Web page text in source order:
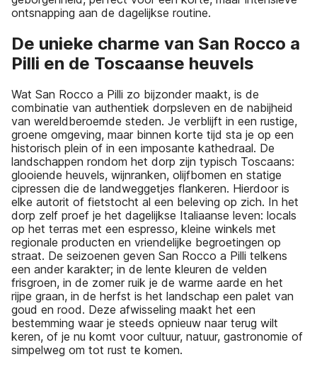
ontsnapping aan de dagelijkse routine.
De unieke charme van San Rocco a
Pilli en de Toscaanse heuvels
Wat San Rocco a Pilli zo bijzonder maakt, is de
combinatie van authentiek dorpsleven en de nabijheid
van wereldberoemde steden. Je verblijft in een rustige,
groene omgeving, maar binnen korte tijd sta je op een
historisch plein of in een imposante kathedraal. De
landschappen rondom het dorp zijn typisch Toscaans:
glooiende heuvels, wijnranken, olijfbomen en statige
cipressen die de landweggetjes flankeren. Hierdoor is
elke autorit of fietstocht al een beleving op zich. In het
dorp zelf proef je het dagelijkse Italiaanse leven: locals
op het terras met een espresso, kleine winkels met
regionale producten en vriendelijke begroetingen op
straat. De seizoenen geven San Rocco a Pilli telkens
een ander karakter; in de lente kleuren de velden
frisgroen, in de zomer ruik je de warme aarde en het
rijpe graan, in de herfst is het landschap een palet van
goud en rood. Deze afwisseling maakt het een
bestemming waar je steeds opnieuw naar terug wilt
keren, of je nu komt voor cultuur, natuur, gastronomie of
simpelweg om tot rust te komen.